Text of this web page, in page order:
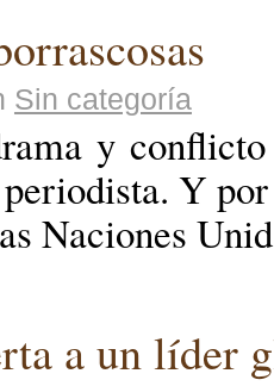
Sin categoría
y
Y
Naciones
a un líder